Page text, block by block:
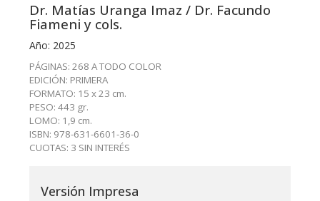
Dr. Matías Uranga Imaz / Dr. Facundo
Fiameni y cols.
Año: 2025
PÁGINAS: 268 A TODO COLOR
EDICIÓN: PRIMERA
FORMATO: 15 x 23 cm.
PESO: 443 gr.
LOMO: 1,9 cm.
ISBN: 978-631-6601-36-0
CUOTAS: 3 SIN INTERÉS
Versión Impresa